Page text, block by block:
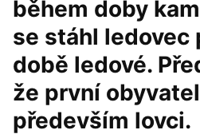
během doby
se stáhl ledovec
době ledové.
že první
především lovci.